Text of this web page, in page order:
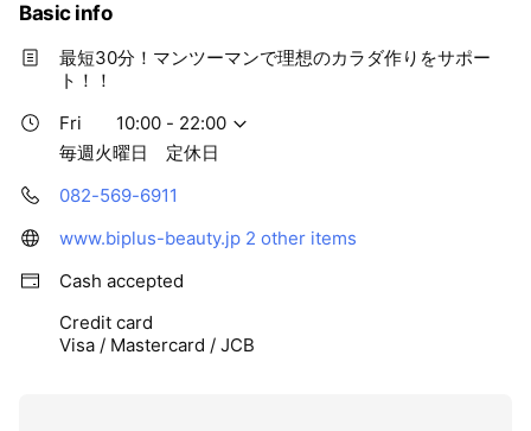
Basic info
最短30分！マンツーマンで理想のカラダ作りをサポー
ト！！
Fri
10:00 - 22:00
毎週火曜日 定休日
082-569-6911
www.biplus-beauty.jp 2 other items
Cash accepted
Credit card
Visa / Mastercard / JCB